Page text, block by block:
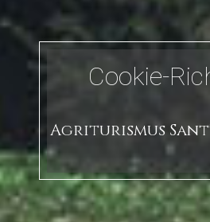
Cookie-
Agriturismus